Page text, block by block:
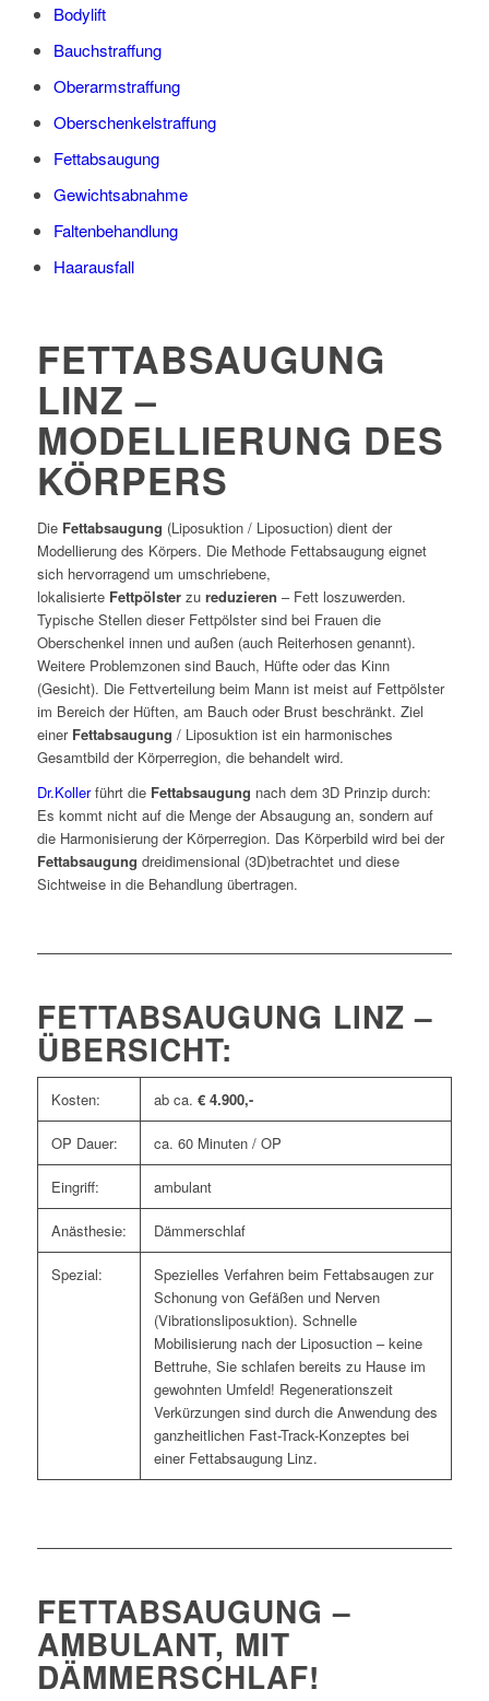
Bodylift
Bauchstraffung
Oberarmstraffung
Oberschenkelstraffung
Fettabsaugung
Gewichtsabnahme
Faltenbehandlung
Haarausfall
FETTABSAUGUNG
LINZ –
MODELLIERUNG DES
KÖRPERS
Die Fettabsaugung (Liposuktion / Liposuction) dient der
Modellierung des Körpers. Die Methode Fettabsaugung eignet
sich hervorragend um umschriebene,
lokalisierte Fettpölsterzu reduzieren – Fett loszuwerden.
Typische Stellen dieser Fettpölster sind bei Frauen die
Oberschenkel innen und außen (auch Reiterhosen genannt).
Weitere Problemzonen sind Bauch, Hüfte oder das Kinn
(Gesicht). Die Fettverteilung beim Mann ist meist auf Fettpölster
im Bereich der Hüften, am Bauch oder Brust beschränkt. Ziel
einer Fettabsaugung / Liposuktion ist ein harmonisches
Gesamtbild der Körperregion, die behandelt wird.
Dr.Kollerführt die Fettabsaugung nach dem 3D Prinzip durch:
Es kommt nicht auf die Menge der Absaugung an, sondern auf
die Harmonisierung der Körperregion. Das Körperbild wird bei der
Fettabsaugung dreidimensional (3D)betrachtet und diese
Sichtweise in die Behandlung übertragen.
FETTABSAUGUNG LINZ –
ÜBERSICHT:
Kosten: ab ca. € 4.900,-
OP Dauer: ca. 60 Minuten / OP
Eingriff: ambulant
Anästhesie: Dämmerschlaf
Spezial:
Spezielles Verfahren beim Fettabsaugen zur
Schonung von Gefäßen und Nerven
(Vibrationsliposuktion). Schnelle
Mobilisierung nach der Liposuction – keine
Bettruhe, Sie schlafen bereits zu Hause im
gewohnten Umfeld! Regenerationszeit
Verkürzungen sind durch die Anwendung des
ganzheitlichen Fast-Track-Konzeptes bei
einer Fettabsaugung Linz.
FETTABSAUGUNG –
AMBULANT, MIT
DÄMMERSCHLAF!